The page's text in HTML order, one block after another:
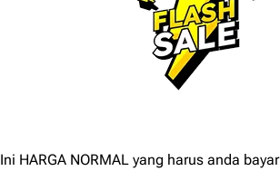
Ini HARGA NORMAL yang harus anda bayar